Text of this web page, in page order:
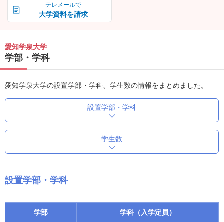
テレメールで
大学資料を請求
愛知学泉大学
学部・学科
愛知学泉大学の設置学部・学科、学生数の情報をまとめました。
設置学部・学科
学生数
設置学部・学科
学部 学科（入学定員）